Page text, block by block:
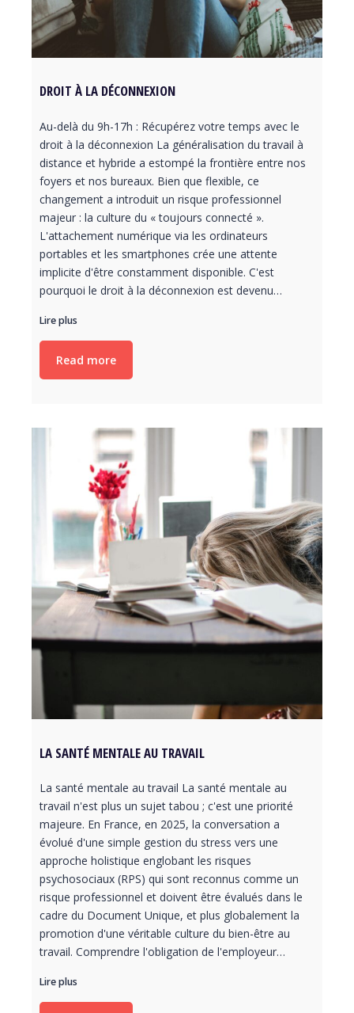
DROIT À LA DÉCONNEXION
Au-delà du 9h-17h : Récupérez votre temps avec le
droit à la déconnexion La généralisation du travail à
distance et hybride a estompé la frontière entre nos
foyers et nos bureaux. Bien que flexible, ce
changement a introduit un risque professionnel
majeur : la culture du « toujours connecté ».
L'attachement numérique via les ordinateurs
portables et les smartphones crée une attente
implicite d'être constamment disponible. C'est
pourquoi le droit à la déconnexion est devenu…
Lire plus
Read more
LA SANTÉ MENTALE AU TRAVAIL
La santé mentale au travail La santé mentale au
travail n'est plus un sujet tabou ; c'est une priorité
majeure. En France, en 2025, la conversation a
évolué d'une simple gestion du stress vers une
approche holistique englobant les risques
psychosociaux (RPS) qui sont reconnus comme un
risque professionnel et doivent être évalués dans le
cadre du Document Unique, et plus globalement la
promotion d'une véritable culture du bien-être au
travail. Comprendre l'obligation de l'employeur…
Lire plus